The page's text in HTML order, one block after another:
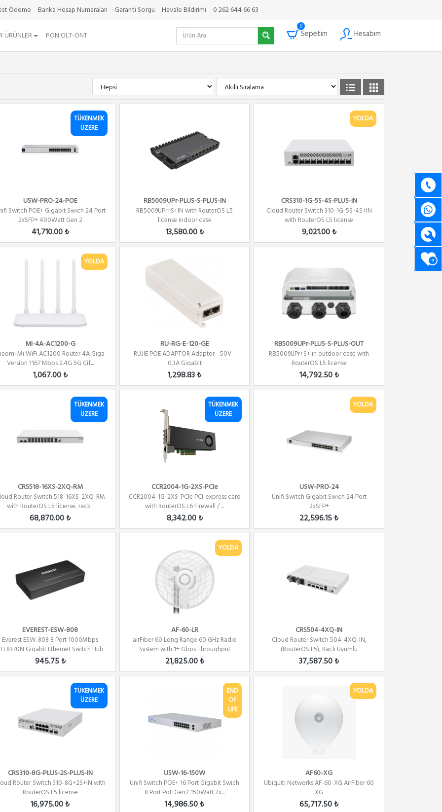
Ödeme Banka Hesap Numaraları Garanti Sorgu Havale Bildirimi 0 262 644 66 63
ÜRÜNLER PON OLT-ONT
0
Sepetim Hesabım
0
TÜKENMEK
ÜZERE
USW-PRO-24-POE
Switch POE+ Gigabit Swich 24 Port
2xSFP+ 400Watt Gen 2
41,710.00 ₺
RB5009UPr-PLUS-S-PLUS-IN
RB5009UPr+S+IN with RouterOS L5
license indoor case
13,580.00 ₺
YOLDA
CRS310-1G-5S-4S-PLUS-IN
Cloud Router Switch 310-1G-5S-4S+IN
with RouterOS L5 license
9,021.00 ₺
YOLDA
MI-4A-AC1200-G
Mi WiFi AC1200 Router 4A Giga
Version 1167 Mbps 2.4G 5G Çif...
1,067.00 ₺
RU-RG-E-120-GE
RUJIE POE ADAPTOR Adaptor - 50V -
0.3A Gigabit
1,298.83 ₺
RB5009UPr-PLUS-S-PLUS-OUT
RB5009UPr+S+ in outdoor case with
RouterOS L5 license
14,792.50 ₺
TÜKENMEK
ÜZERE
CRS518-16XS-2XQ-RM
Router Switch 518-16XS-2XQ-RM
with RouterOS L5 license, rack...
68,870.00 ₺
TÜKENMEK
ÜZERE
CCR2004-1G-2XS-PCIe
CCR2004-1G-2XS-PCIe PCI-express card
with RouterOS L6 Firewall / ...
8,342.00 ₺
YOLDA
USW-PRO-24
Unifi Switch Gigabit Swich 24 Port
2xSFP+
22,596.15 ₺
EVEREST-ESW-808
Everest ESW-808 8 Port 1000Mbps
Gigabit Ethernet Switch Hub
945.75 ₺
YOLDA
AF-60-LR
airFiber 60 Long Range 60 GHz Radio
System with 1+ Gbps Throughput
21,825.00 ₺
CRS504-4XQ-IN
Cloud Router Switch 504-4XQ-IN,
(RouterOS L5), Rack Uyumlu
37,587.50 ₺
TÜKENMEK
ÜZERE
CRS310-8G-PLUS-2S-PLUS-IN
Router Switch 310-8G+2S+IN with
RouterOS L5 license
16,975.00 ₺
END
OF
LIFE
USW-16-150W
Unifi Switch POE+ 16 Port Gigabit Swich
8 Port PoE Gen2 150Watt 2x...
14,986.50 ₺
YOLDA
AF60-XG
Ubiquiti Networks AF-60-XG AirFiber 60
XG
65,717.50 ₺